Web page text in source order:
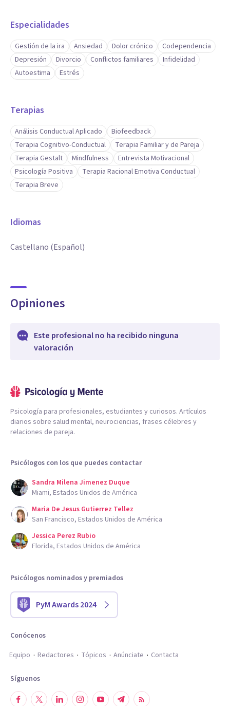
Especialidades
Gestión de la ira Ansiedad Dolor crónico
Codependencia
Depresión
Divorcio Conflictos familiares
Infidelidad
Autoestima
Estrés
Terapias
Análisis Conductual Aplicado
Biofeedback
Terapia Cognitivo-Conductual
Terapia Familiar y de Pareja
Terapia Gestalt
Mindfulness
Entrevista Motivacional
Psicología Positiva
Terapia Racional Emotiva Conductual
Terapia Breve
Idiomas
Castellano (Español)
Opiniones
Este profesional no ha recibido ninguna
valoración
Psicología para profesionales, estudiantes y curiosos. Artículos
diarios sobre salud mental, neurociencias, frases célebres y
relaciones de pareja.
Psicólogos con los que puedes contactar
Sandra Milena Jimenez Duque
Miami, Estados Unidos de América
Maria De Jesus Gutierrez Tellez
San Francisco, Estados Unidos de América
Jessica Perez Rubio
Florida, Estados Unidos de América
Psicólogos nominados y premiados
PyM Awards 2024
Conócenos
Equipo
Redactores Tópicos Anúnciate Contacta
Síguenos